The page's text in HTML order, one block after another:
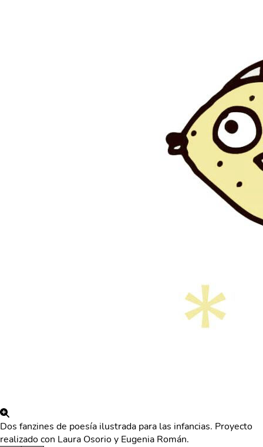
Dos fanzines de poesía ilustrada para las infancias. Proyecto
realizado con Laura Osorio y Eugenia Román.